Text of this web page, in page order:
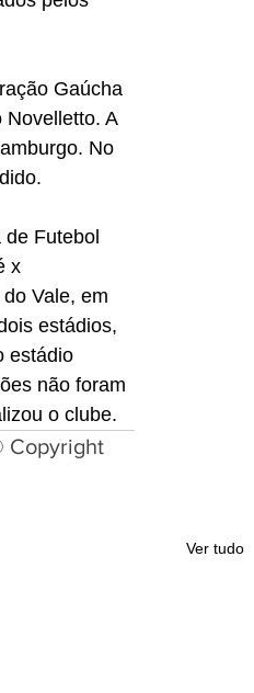
Gaúcha
Novelletto. A
No
de Futebol
x
Vale, em
estádios,
estádio
não foram
o clube.
Ver tudo
Copyright